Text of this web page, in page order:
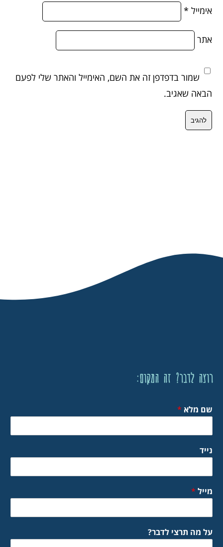
אימייל *
אתר
שמור בדפדפן זה את השם, האימייל והאתר שלי לפעם
הבאה שאגיב.
רוצה לדבר? זה המקום:
שם מלא *
נייד
מייל *
על מה תרצי לדבר?